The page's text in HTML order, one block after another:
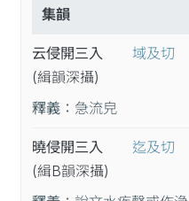
集韻
云侵開三入
(緝韻深攝)
域及切
釋義： 急流皃
曉侵開三入
(緝B韻深攝)
迄及切